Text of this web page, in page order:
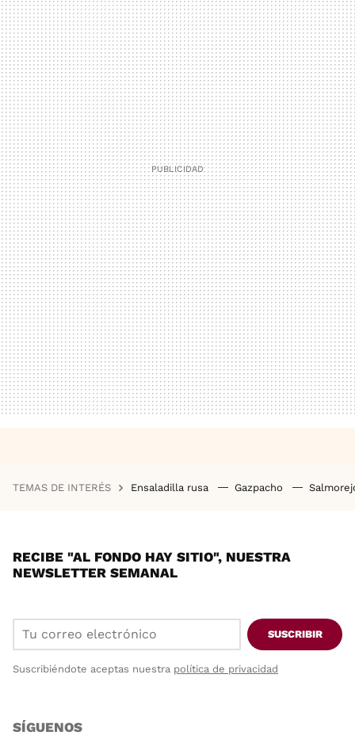
TEMAS DE INTERÉS Ensaladilla rusa Gazpacho
RECIBE "AL FONDO HAY SITIO", NUESTRA
NEWSLETTER SEMANAL
SUSCRIBIR
Suscribiéndote aceptas nuestra política de privacidad
SÍGUENOS